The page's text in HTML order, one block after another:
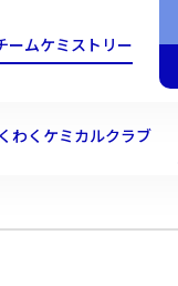
ームケミストリー
わくケミカルクラブ